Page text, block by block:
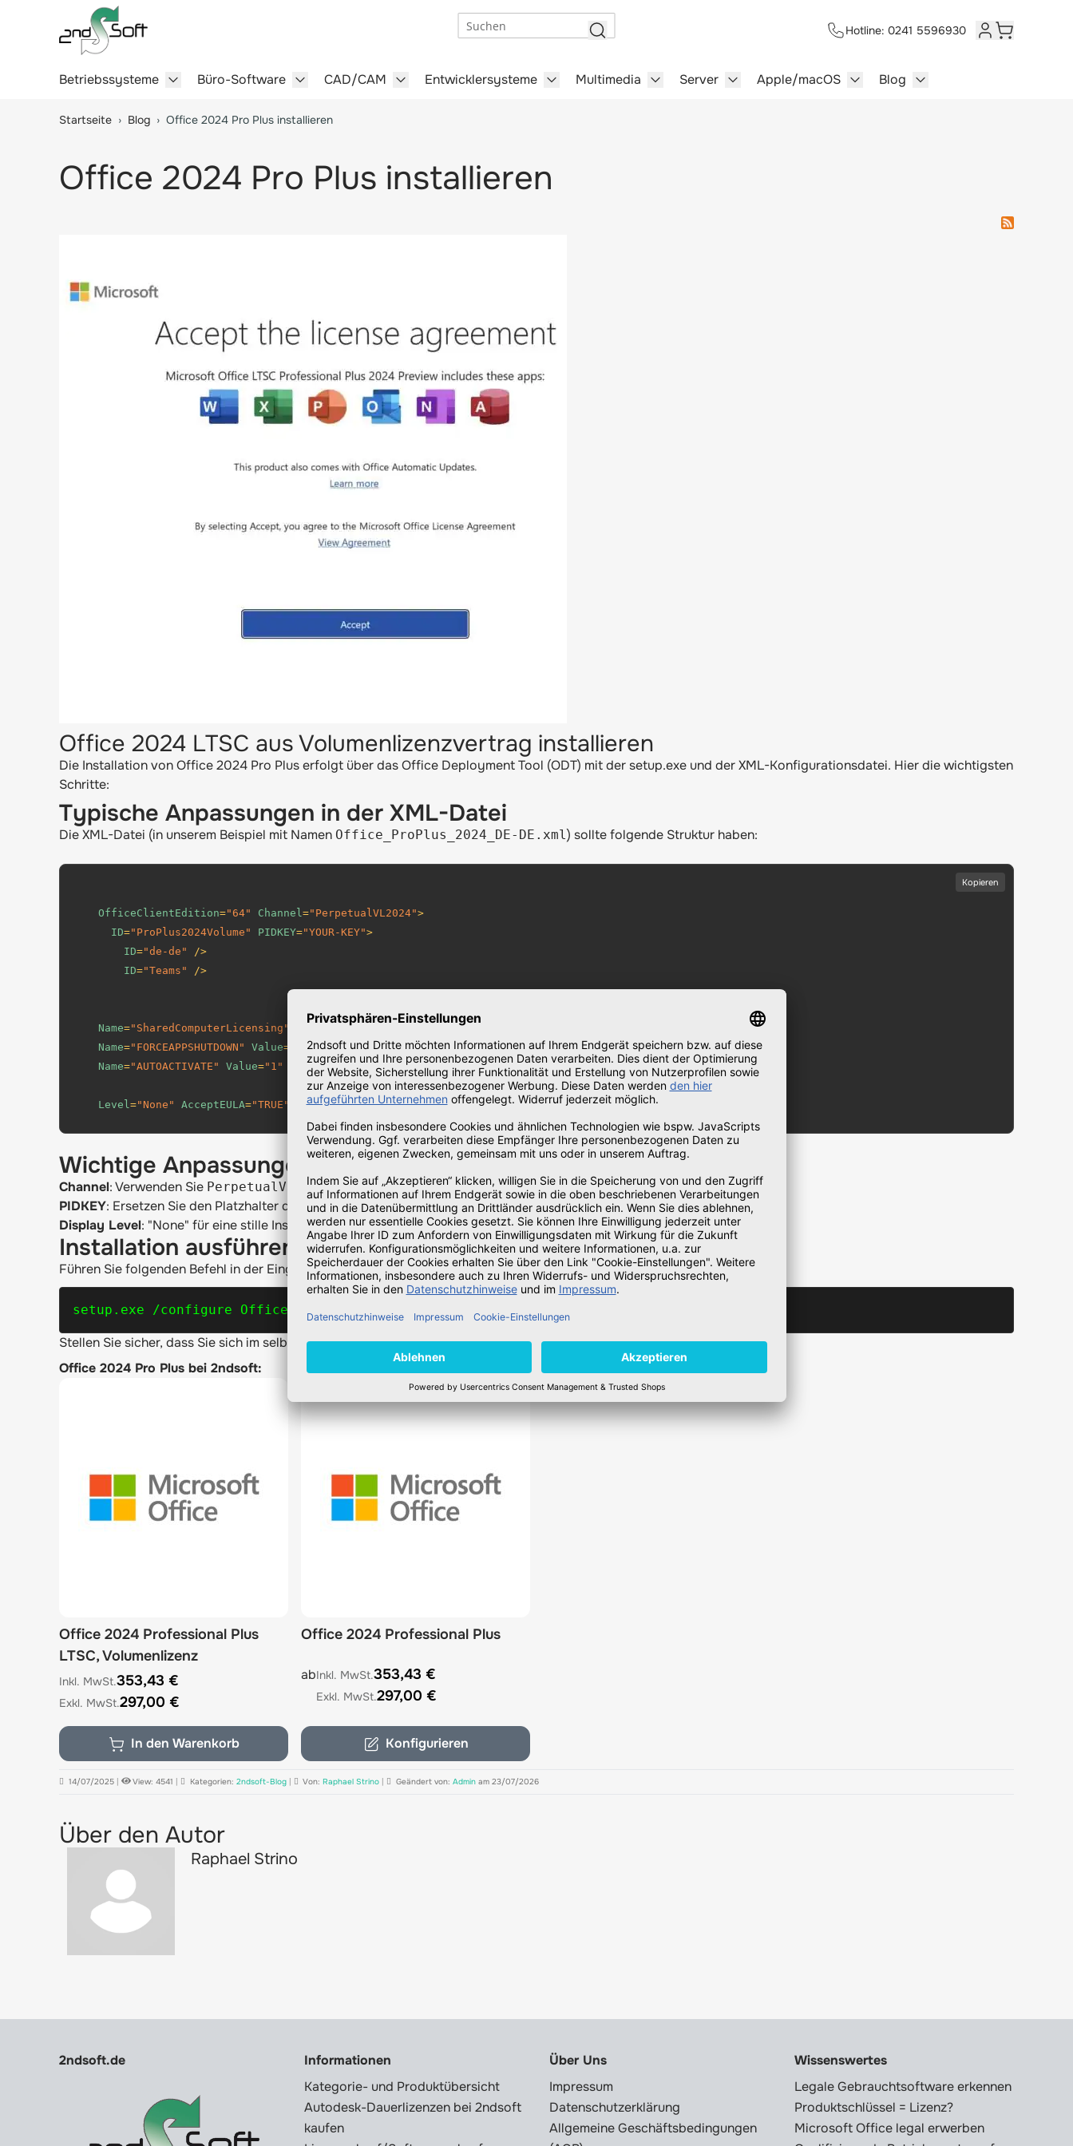
Betriebssysteme
Büro-Software
CAD/CAM
Entwicklersysteme
Multimedia
Server
Apple/macOS
Blog
Hotline: 0241 5596930 Kundenkonto
Warenkorb
Startseite › Blog › Office 2024 Pro Plus installieren
Office 2024 Pro Plus installieren
Office 2024 LTSC aus Volumenlizenzvertrag installieren
Die Installation von Office 2024 Pro Plus erfolgt über das Office Deployment Tool (ODT) mit der setup.exe und der XML-Konfigurationsdatei. Hier die wichtigsten
Schritte:
Typische Anpassungen in der XML-Datei
Die XML-Datei (in unserem Beispiel mit Namen Office_ProPlus_2024_DE-DE.xml) sollte folgende Struktur haben:
Kopieren
OfficeClientEdition="64" Channel="PerpetualVL2024">
ID="ProPlus2024Volume" PIDKEY="YOUR-KEY">
ID="de-de"
/>
ID="Teams" />
Name="SharedComputerLicensing" "0"
Name="FORCEAPPSHUTDOWN" Value= "TRUE" />
Name="AUTOACTIVATE" Value="1"
Level="None" AcceptEULA="TRUE" />
Wichtige Anpassungen:
Channel: Verwenden Sie PerpetualVL2024.
PIDKEY: Ersetzen Sie den Platzhalter durch Ihren Key.
Display Level: "None" für eine stille Installation.
Installation ausführen
Führen Sie folgenden Befehl in der Eingabeaufforderung (Admin) aus:
setup.exe /configure Office_ProPlus_2024_DE-DE.xml
Stellen Sie sicher, dass Sie sich im selben Ordner wie die setup.exe befinden.
Office 2024 Pro Plus bei 2ndsoft:
Office 2024 Professional Plus
LTSC, Volumenlizenz
353,43 €
297,00 €
In den Warenkorb
Office 2024 Professional Plus
ab
353,43 €
297,00 €
Konfigurieren
14/07/2025 | View: 4541 | Kategorien: 2ndsoft-Blog | Von: Raphael Strino | Geändert von: Admin am 23/07/2026
Über den Autor
Raphael Strino
2ndsoft.de
Informationen
Kategorie- und Produktübersicht
Autodesk-Dauerlizenzen bei 2ndsoft
kaufen
Über Uns
Impressum
Datenschutzerklärung
Allgemeine Geschäftsbedingungen
Wissenswertes
Legale Gebrauchtsoftware erkennen
Produktschlüssel = Lizenz?
Microsoft Office legal erwerben